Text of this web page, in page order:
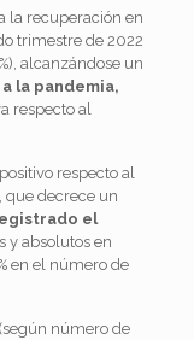
la recuperación en
trimestre de 2022
alcanzándose un
la pandemia,
respecto al
respecto al
que decrece un
el
y absolutos en
en el número de
número de